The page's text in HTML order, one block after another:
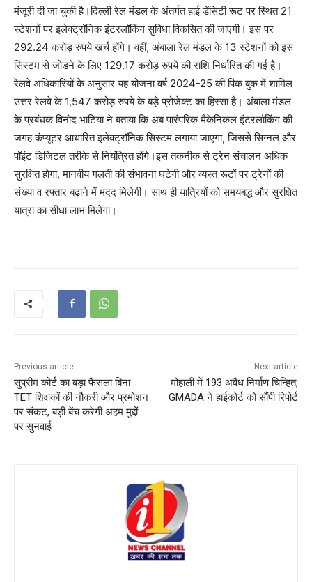
मंजूरी दी जा चुकी है।दिल्ली रेल मंडल के अंतर्गत हाई डेंसिटी रूट पर स्थित 21
स्टेशनों पर इलेक्ट्रॉनिक इंटरलॉकिंग सुविधा विकसित की जाएगी। इस पर
292.24 करोड़ रुपये खर्च होंगे। वहीं, अंबाला रेल मंडल के 13 स्टेशनों को इस
सिस्टम से जोड़ने के लिए 129.17 करोड़ रुपये की राशि निर्धारित की गई है।
रेलवे अधिकारियों के अनुसार यह योजना वर्ष 2024-25 की पिंक बुक में शामिल
उत्तर रेलवे के 1,547 करोड़ रुपये के बड़े प्रोजेक्ट का हिस्सा है। अंबाला मंडल
के प्रबंधक विनोद भाटिया ने बताया कि अब पारंपरिक मैकेनिकल इंटरलॉकिंग की
जगह कंप्यूटर आधारित इलेक्ट्रॉनिक सिस्टम लगाया जाएगा, जिससे सिग्नल और
पॉइंट डिजिटल तरीके से नियंत्रित होंगे।इस तकनीक से ट्रेन संचालन अधिक
सुरक्षित होगा, मानवीय गलती की संभावना घटेगी और व्यस्त रूटों पर ट्रेनों की
संख्या व रफ्तार बढ़ाने में मदद मिलेगी। साथ ही यात्रियों को समयबद्ध और सुरक्षित
यात्रा का सीधा लाभ मिलेगा।
Previous article
सुप्रीम कोर्ट का बड़ा फैसला बिना
TET शिक्षकों की नौकरी और प्रमोशन
पर संकट, बड़ी बेंच करेगी अहम मुद्दों
पर सुनवाई
Next article
मोहाली में 193 अवैध निर्माण चिन्हित,
GMADA ने हाईकोर्ट को सौंपी रिपोर्ट